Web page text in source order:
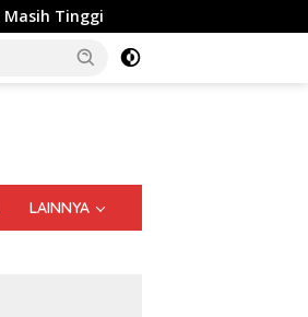
Optimalkan Pengelolaan Aset
LAINNYA